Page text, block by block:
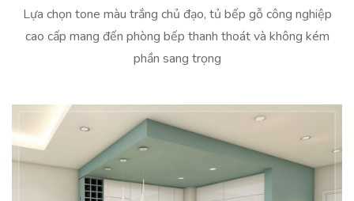
Lựa chọn tone màu trắng chủ đạo, tủ bếp gỗ công nghiệp
cao cấp mang đến phòng bếp thanh thoát và không kém
phần sang trọng